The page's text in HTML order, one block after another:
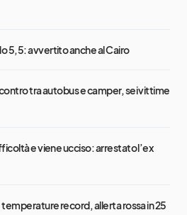
5,5: avvertito anche al Cairo
tra autobus e camper, sei vittime
e viene ucciso: arrestato l’ex
temperature record, allerta rossa in 25